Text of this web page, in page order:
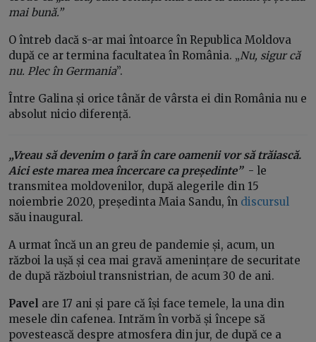
mai bună.”
O întreb dacă s-ar mai întoarce în Republica Moldova
după ce ar termina facultatea în România. „Nu, sigur că
nu. Plec în Germania”.
Între Galina și orice tânăr de vârsta ei din România nu e
absolut nicio diferență.
„Vreau să devenim o țară în care oamenii vor să trăiască.
Aici este marea mea încercare ca președinte”- le
transmitea moldovenilor, după alegerile din 15
noiembrie 2020, președinta Maia Sandu, în discursul
său inaugural.
A urmat încă un an greu de pandemie și, acum, un
război la ușă și cea mai gravă amenințare de securitate
de după războiul transnistrian, de acum 30 de ani.
Pavel are 17 ani și pare că își face temele, la una din
mesele din cafenea. Intrăm în vorbă și începe să
povestească despre atmosfera din jur, de după ce a